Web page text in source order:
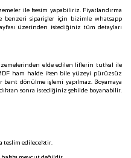
ile kesim yapabiliriz. Fiyatlandırma
benzeri siparişler için bizimle whatsapp
üzerinden istediğiniz tüm detayları
elde edilen liflerin tutkal ile
ham halde iken bile yüzeyi pürüzsüz
dönülme işlemi yapılmaz. Boyamaya
sonra istediğiniz şekilde boyanabilir.
edilecektir.